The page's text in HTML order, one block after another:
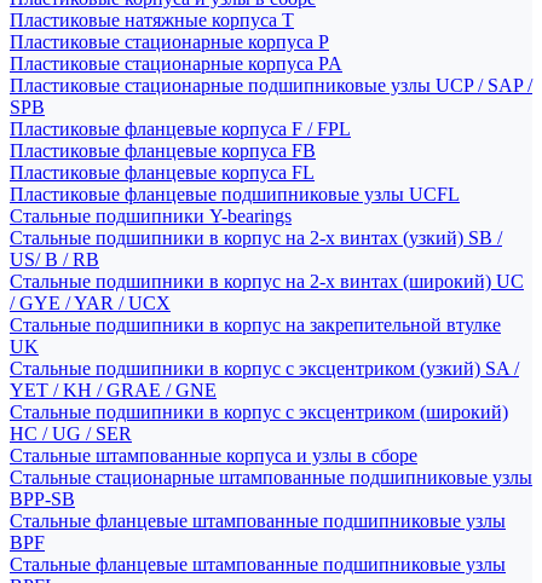
Пластиковые натяжные корпуса T
Пластиковые стационарные корпуса P
Пластиковые стационарные корпуса PA
Пластиковые стационарные подшипниковые узлы UCP / SAP /
SPB
Пластиковые фланцевые корпуса F / FPL
Пластиковые фланцевые корпуса FB
Пластиковые фланцевые корпуса FL
Пластиковые фланцевые подшипниковые узлы UCFL
Стальные подшипники Y-bearings
Стальные подшипники в корпус на 2-х винтах (узкий) SB /
US/ B / RB
Стальные подшипники в корпус на 2-х винтах (широкий) UC
/ GYE / YAR / UCX
Стальные подшипники в корпус на закрепительной втулке
UK
Стальные подшипники в корпус с эксцентриком (узкий) SA /
YET / KH / GRAE / GNE
Стальные подшипники в корпус с эксцентриком (широкий)
HC / UG / SER
Стальные штампованные корпуса и узлы в сборе
Стальные стационарные штампованные подшипниковые узлы
BPP-SB
Стальные фланцевые штампованные подшипниковые узлы
BPF
Стальные фланцевые штампованные подшипниковые узлы